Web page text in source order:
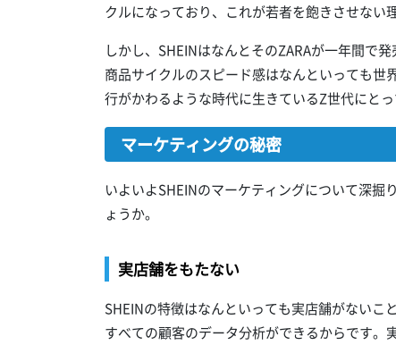
クルになっており、これが若者を飽きさせない
しかし、SHEINはなんとそのZARAが一年間で
商品サイクルのスピード感はなんといっても
行がかわるような時代に生きているZ世代にと
マーケティングの秘密
いよいよSHEINのマーケティングについて深
ょうか。
実店舗をもたない
SHEINの特徴はなんといっても実店舗がないこ
すべての顧客のデータ分析ができるからです。